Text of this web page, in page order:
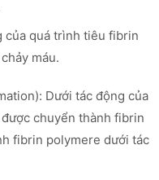
của quá trình tiêu fibrin
máu.
Dưới tác động của
chuyển thành fibrin
fibrin polymere dưới tác